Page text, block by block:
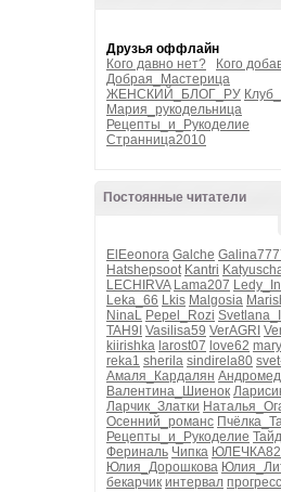
Друзья оффлайн
Кого давно нет?
Кого
Добрая_Мастерица
ЖЕНСКИЙ_БЛОГ_РУ
Мария_рукодельница
Рецепты_и_Рукоделие
Странница2010
Постоянные читатели
ElEeonora Galche
Hatshepsoot Kantri
LECHIRVA Lama207
Leka_66 Lkis Malgosia
NinaL Pepel_Rozi
TAH9I Vasilisa59 VerAGRI
kiirishka larost07 love62
reka1 sherila sindirela80
Амаля_Кардалян
Валентина_Шиенок
Ларчик_Златки
Осенний_романс
Рецепты_и_Рукоделие
Фериналь Чипка ЮЛЕЧКА82
Юлия_Дорошкова
бекарчик интервал